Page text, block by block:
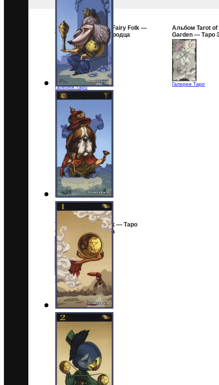
Альбом Tarot of the Fairy Folk —
Таро Сказочного Народца
Галереи Таро
Альбом Tarot of
Garden — Таро
Сада
Галереи Таро
Tarot of the Fairy Folk — Таро
Сказочного Народца
F,Все Таро